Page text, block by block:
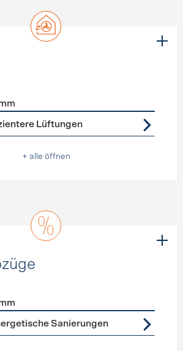
Lüftung
Lüftungen
+ alle öffnen
Steuerabzüge
Sanierungen